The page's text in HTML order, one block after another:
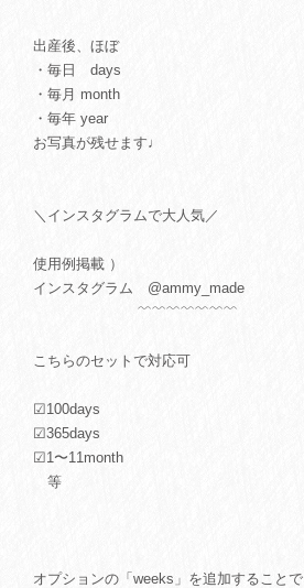
出産後、ほぼ
・毎日 days
・毎月 month
・毎年 year
お写真が残せます♩
＼インスタグラムで大人気／
使用例掲載 ）
インスタグラム @ammy_made
﹌﹌﹌﹌﹌﹌﹌
こちらのセットで対応可
☑︎100days
☑︎365days
☑︎1〜11month
等
オプションの「weeks」を追加することで